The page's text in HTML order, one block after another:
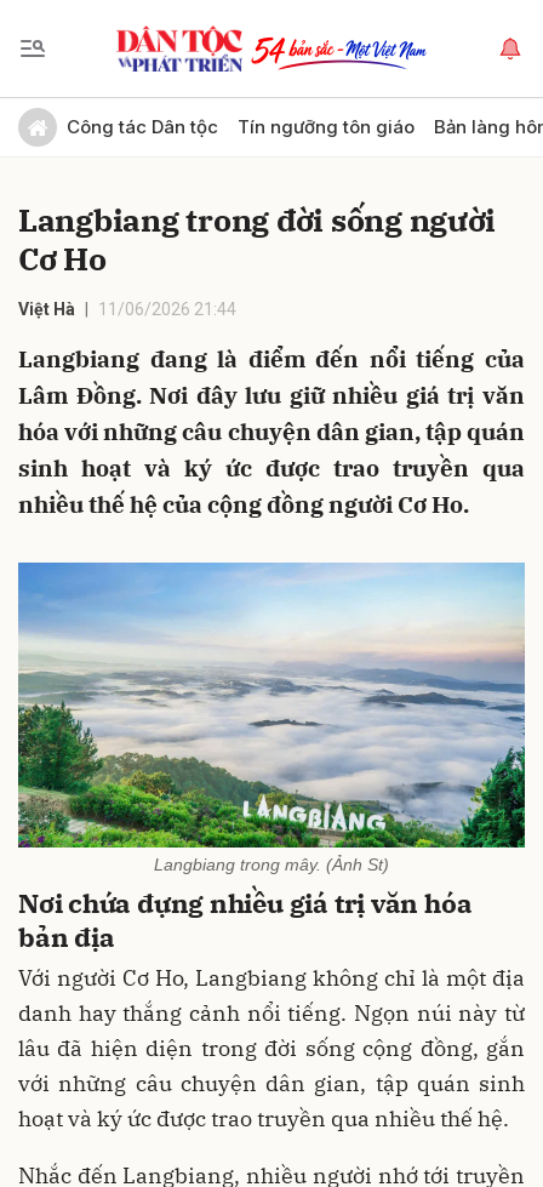
Công tác Dân tộc Tín ngưỡng tôn giáo Bản làng
Langbiang trong đời sống người
Cơ Ho
Việt Hà 11/06/2026 21:44
Langbiang đang là điểm đến nổi tiếng của
Lâm Đồng. Nơi đây lưu giữ nhiều giá trị văn
hóa với những câu chuyện dân gian, tập quán
sinh hoạt và ký ức được trao truyền qua
nhiều thế hệ của cộng đồng người Cơ Ho.
Langbiang trong mây. (Ảnh St)
Nơi chứa đựng nhiều giá trị văn hóa
bản địa
Với người Cơ Ho, Langbiang không chỉ là một địa
danh hay thắng cảnh nổi tiếng. Ngọn núi này từ
lâu đã hiện diện trong đời sống cộng đồng, gắn
với những câu chuyện dân gian, tập quán sinh
hoạt và ký ức được trao truyền qua nhiều thế hệ.
Nhắc đến Langbiang, nhiều người nhớ tới truyền
Gửi bình luận
Hủy Gửi